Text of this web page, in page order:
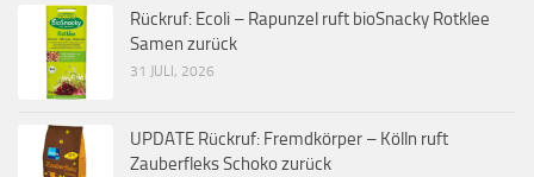
Rückruf: Ecoli – Rapunzel ruft bioSnacky Rotklee
Samen zurück
31 JULI, 2026
UPDATE Rückruf: Fremdkörper – Kölln ruft
Zauberfleks Schoko zurück